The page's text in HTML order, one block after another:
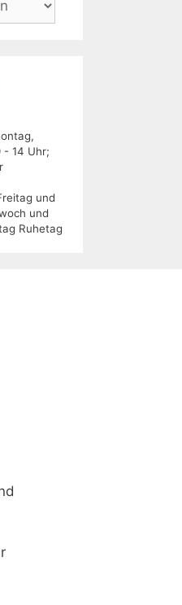
- 14 Uhr;
und
und
Ruhetag